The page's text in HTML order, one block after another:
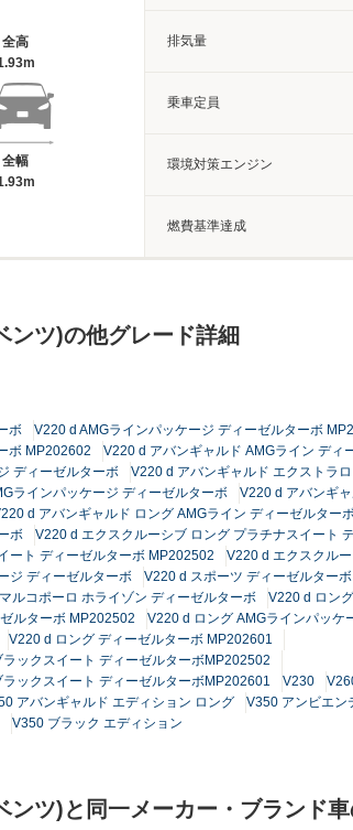
全高
全幅
排気量
乗車定員
環境対策エンジン
燃費基準達成
ンツ)の他グレード詳細
ボ V220 d AMGラインパッケージ ディーゼルターボ
ボ MP202602
V220 d アバンギャルド AMGライン ディ
ディーゼルターボ
V220 d アバンギャルド エクストラ
ラインパッケージ ディーゼルターボ
V220 d アバンギ
d アバンギャルド ロング AMGライン ディーゼルター
ボ
V220 d エクスクルーシブ ロング プラチナスイート
ート ディーゼルターボ MP202502
V220 d エクスクル
ジ ディーゼルターボ
V220 d スポーツ ディーゼルターボ
ルコポーロ ホライゾン ディーゼルターボ
V220 d ロン
ルターボ MP202502
V220 d ロング AMGラインパッケ
V220 d ロング ディーゼルターボ MP202601
ックスイート ディーゼルターボMP202502
ックスイート ディーゼルターボMP202601
V230
アバンギャルド エディション ロング V350 アンビエン
V350 ブラック エディション
ンツ)と同一メーカー・ブランド